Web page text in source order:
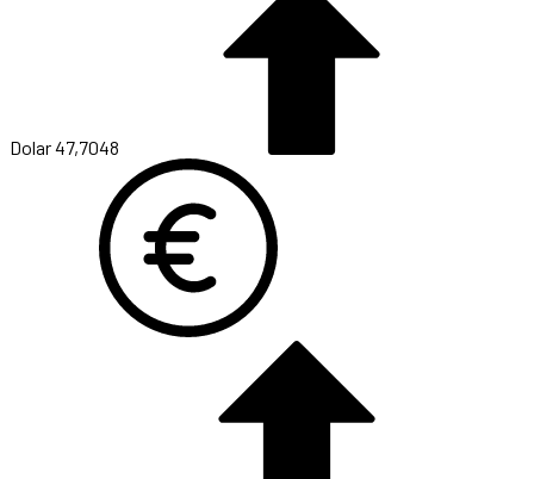
Dolar47,7048